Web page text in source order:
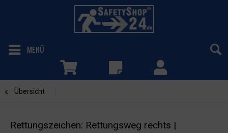
MENÜ
Übersicht
Rettungszeichen: Rettungsweg rechts |